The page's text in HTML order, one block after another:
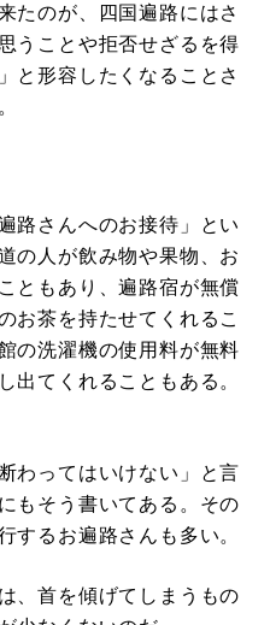
たのが、四国遍路にはさ
うことや拒否せざるを得
と形容したくなることさ
路さんへのお接待」とい
の人が飲み物や果物、お
ともあり、遍路宿が無償
お茶を持たせてくれるこ
の洗濯機の使用料が無料
出てくれることもある。
わってはいけない」と言
もそう書いてある。その
するお遍路さんも多い。
、首を傾げてしまうもの